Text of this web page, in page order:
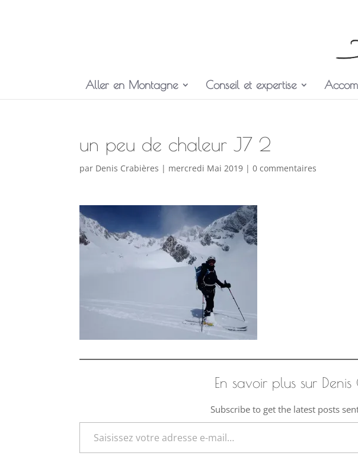
Aller en Montagne Conseil et expertise
un peu de chaleur J7 2
par Denis Crabières | mercredi Mai 2019 |0 commentaires
En savoir plus sur
Subscribe to get the latest posts
Saisissez votre adresse e-mail…